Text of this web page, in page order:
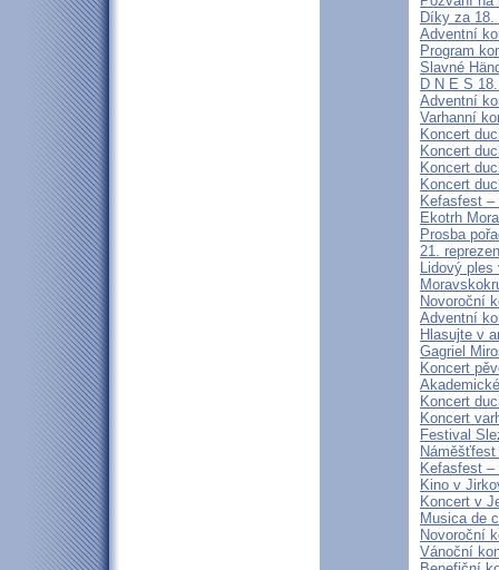
Díky za 18.
Adventní
Program
Slavné
D N E S
Adventní
Varhanní
Koncert
Koncert
Koncert
Koncert
Kefasfest
Ekotrh
Prosba
21.
Lidový
Novoroční
Adventní
Hlasujte v
Gagriel
Koncert
Koncert
Koncert
Festival
Náměšťfest
Kefasfest
Kino v
Koncert v
Musica de
Novoroční
Vánoční